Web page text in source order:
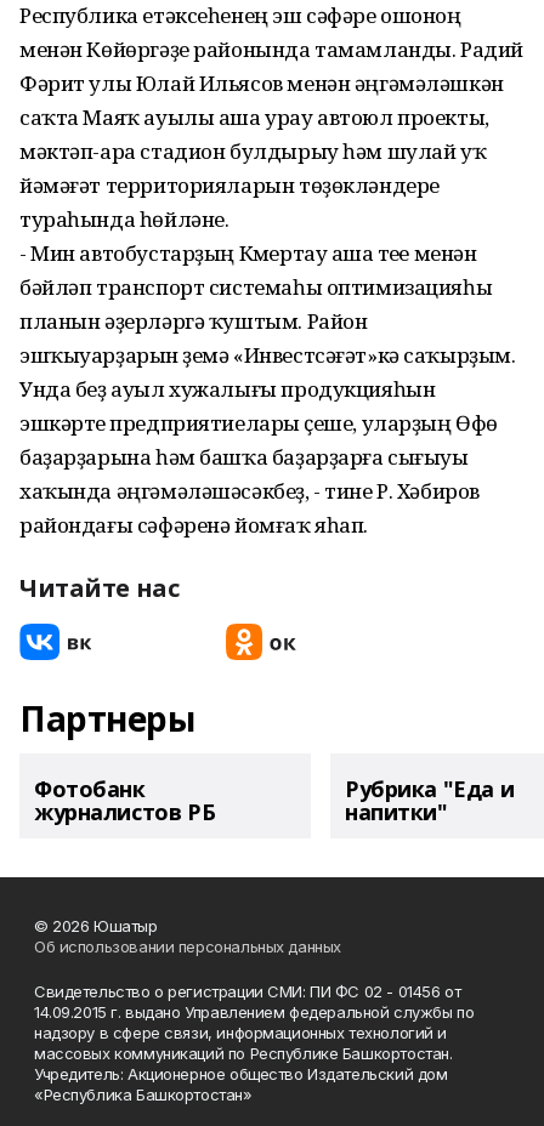
Республика етәксеһенең эш сәфәре ошоноң
менән Көйөргәҙе районында тамамланды. Радий
Фәрит улы Юлай Ильясов менән әңгәмәләшкән
саҡта Маяҡ ауылы аша урау автоюл проекты,
мәктәп-ара стадион булдырыу һәм шулай уҡ
йәмәғәт территорияларын төҙөкләндереү
тураһында һөйләне.
- Мин автобустарҙың Күмертау аша үтеүе менән
бәйләп транспорт системаһы оптимизацияһы
планын әҙерләргә ҡуштым. Район
эшҡыуарҙарын үҙемә «Инвестсәғәт»кә саҡырҙым.
Унда беҙ ауыл хужалығы продукцияһын
эшкәртеү предприятиелары үҫеше, уларҙың Өфө
баҙарҙарына һәм башҡа баҙарҙарға сығыуы
хаҡында әңгәмәләшәсәкбеҙ, - тине Р. Хәбиров
райондағы сәфәренә йомғаҡ яһап.
Читайте нас
Партнеры
Фотобанк
журналистов РБ
Рубрика "Еда и
напитки"
© 2026 Юшатыр
Об использовании персональных данных
Свидетельство о регистрации СМИ: ПИ ФС 02 - 01456 от
14.09.2015 г. выдано Управлением федеральной службы по
надзору в сфере связи, информационных технологий и
массовых коммуникаций по Республике Башкортостан.
Учредитель: Акционерное общество Издательский дом
«Республика Башкортостан»